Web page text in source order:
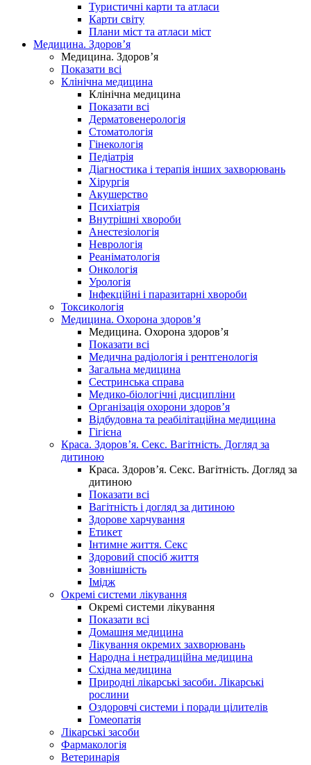
Туристичні карти та атласи
Карти світу
Плани міст та атласи міст
Медицина. Здоров’я
Медицина. Здоров’я
Показати всі
Клінічна медицина
Клінічна медицина
Показати всі
Дерматовенерологія
Стоматологія
Гінекологія
Педіатрія
Діагностика і терапія інших захворювань
Хірургія
Акушерство
Психіатрія
Внутрішні хвороби
Анестезіологія
Неврологія
Реаніматологія
Онкологія
Урологія
Інфекційні і паразитарні хвороби
Токсикологія
Медицина. Охорона здоров’я
Медицина. Охорона здоров’я
Показати всі
Медична радіологія і рентгенологія
Загальна медицина
Сестринська справа
Медико-біологічні дисципліни
Організація охорони здоров’я
Відбудовна та реабілітаційна медицина
Гігієна
Краса. Здоров’я. Секс. Вагітність. Догляд за
дитиною
Краса. Здоров’я. Секс. Вагітність. Догляд за
дитиною
Показати всі
Вагітність і догляд за дитиною
Здорове харчування
Етикет
Інтимне життя. Секс
Здоровий спосіб життя
Зовнішність
Імідж
Окремі системи лікування
Окремі системи лікування
Показати всі
Домашня медицина
Лікування окремих захворювань
Народна і нетрадиційна медицина
Східна медицина
Природні лікарські засоби. Лікарські
рослини
Оздоровчі системи і поради цілителів
Гомеопатія
Лікарські засоби
Фармакологія
Ветеринарія